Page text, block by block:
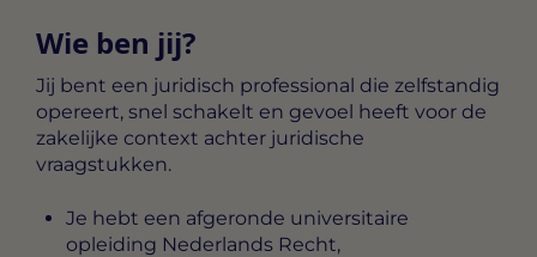
Wie ben jij?
Jij bent een juridisch professional die zelfstandig
opereert, snel schakelt en gevoel heeft voor de
zakelijke context achter juridische
vraagstukken.
Je hebt een afgeronde universitaire
opleiding Nederlands Recht,